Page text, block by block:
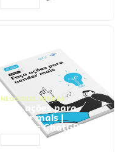
NEGÓCIOS, VENDAS
Faça ações para
vender mais |
Prompts ChatGPT